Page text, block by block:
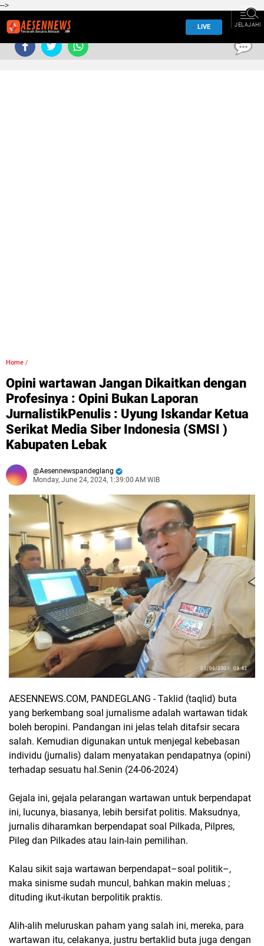
-->
LIVE JELAJAHI
Home /
Opini wartawan Jangan Dikaitkan dengan
Profesinya : Opini Bukan Laporan
JurnalistikPenulis : Uyung Iskandar Ketua
Serikat Media Siber Indonesia (SMSI )
Kabupaten Lebak
Aesennewspandeglang
Monday, June 24, 2024, 1:39:00 AM WIB
AESENNEWS.COM, PANDEGLANG - Taklid (taqlid) buta
yang berkembang soal jurnalisme adalah wartawan tidak
boleh beropini. Pandangan ini jelas telah ditafsir secara
salah. Kemudian digunakan untuk menjegal kebebasan
individu (jurnalis) dalam menyatakan pendapatnya (opini)
terhadap sesuatu hal.Senin (24-06-2024)
Gejala ini, gejala pelarangan wartawan untuk berpendapat
ini, lucunya, biasanya, lebih bersifat politis. Maksudnya,
jurnalis diharamkan berpendapat soal Pilkada, Pilpres,
Pileg dan Pilkades atau lain-lain pemilihan.
Kalau sikit saja wartawan berpendapat–soal politik–,
maka sinisme sudah muncul, bahkan makin meluas ;
dituding ikut-ikutan berpolitik praktis.
Alih-alih meluruskan paham yang salah ini, mereka, para
wartawan itu, celakanya, justru bertaklid buta juga dengan